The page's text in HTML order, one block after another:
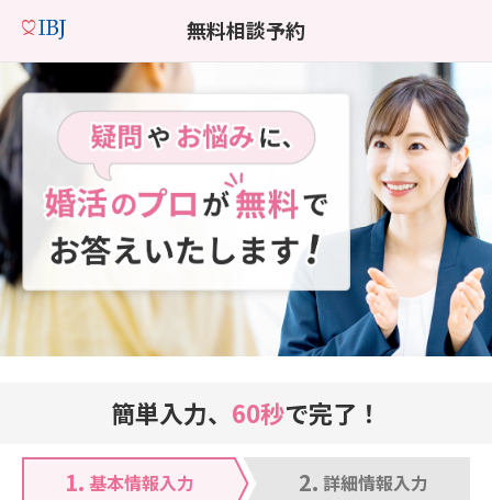
無料相談予約
簡単入力、 60秒で完了！
1. 基本情報入力 2. 詳細情報入力